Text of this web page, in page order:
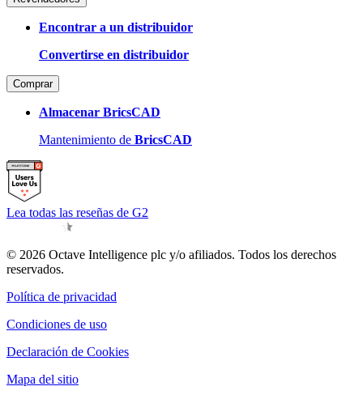
Encontrar a un distribuidor
Convertirse en distribuidor
Comprar
Almacenar BricsCAD
Mantenimiento de BricsCAD
Lea todas las reseñas de G2
© 2026 Octave Intelligence plc y/o afiliados. Todos los derechos
reservados.
Política de privacidad
Condiciones de uso
Declaración de Cookies
Mapa del sitio